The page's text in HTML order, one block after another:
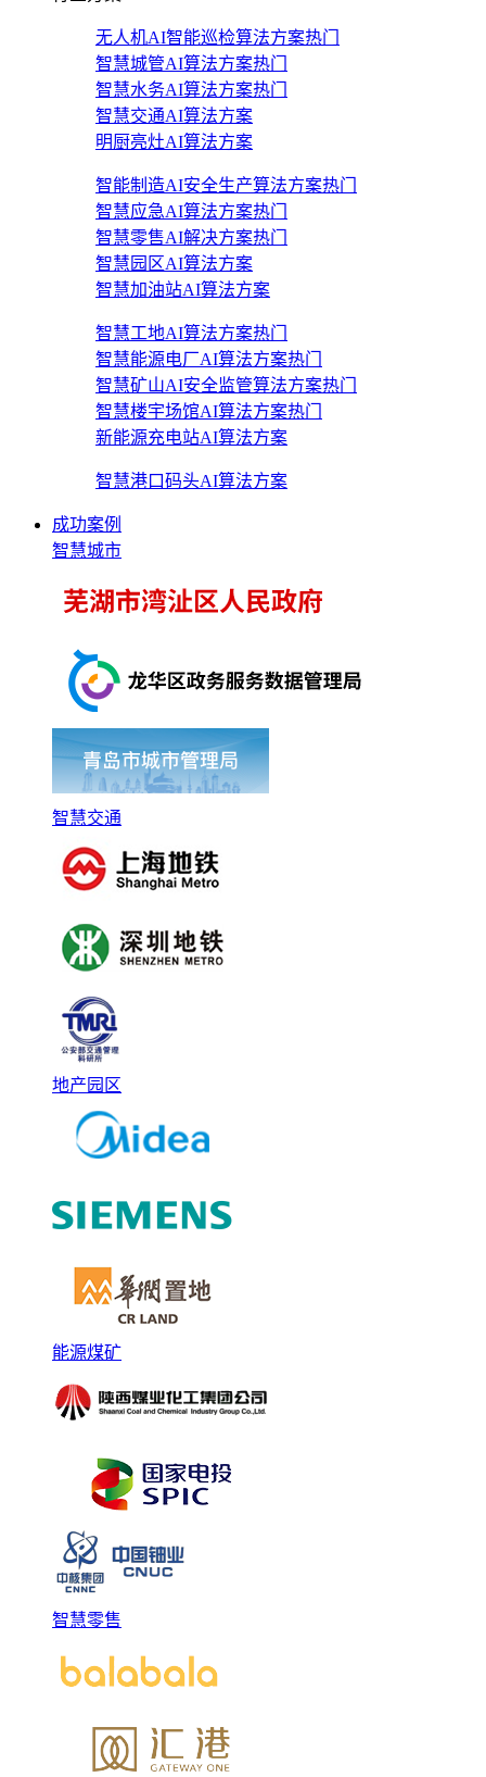
无人机AI智能巡检算法方案热门
智慧城管AI算法方案热门
智慧水务AI算法方案热门
智慧交通AI算法方案
明厨亮灶AI算法方案
智能制造AI安全生产算法方案热门
智慧应急AI算法方案热门
智慧零售AI解决方案热门
智慧园区AI算法方案
智慧加油站AI算法方案
智慧工地AI算法方案热门
智慧能源电厂AI算法方案热门
智慧矿山AI安全监管算法方案热门
智慧楼宇场馆AI算法方案热门
新能源充电站AI算法方案
智慧港口码头AI算法方案
成功案例
智慧城市
智慧交通
地产园区
能源煤矿
智慧零售